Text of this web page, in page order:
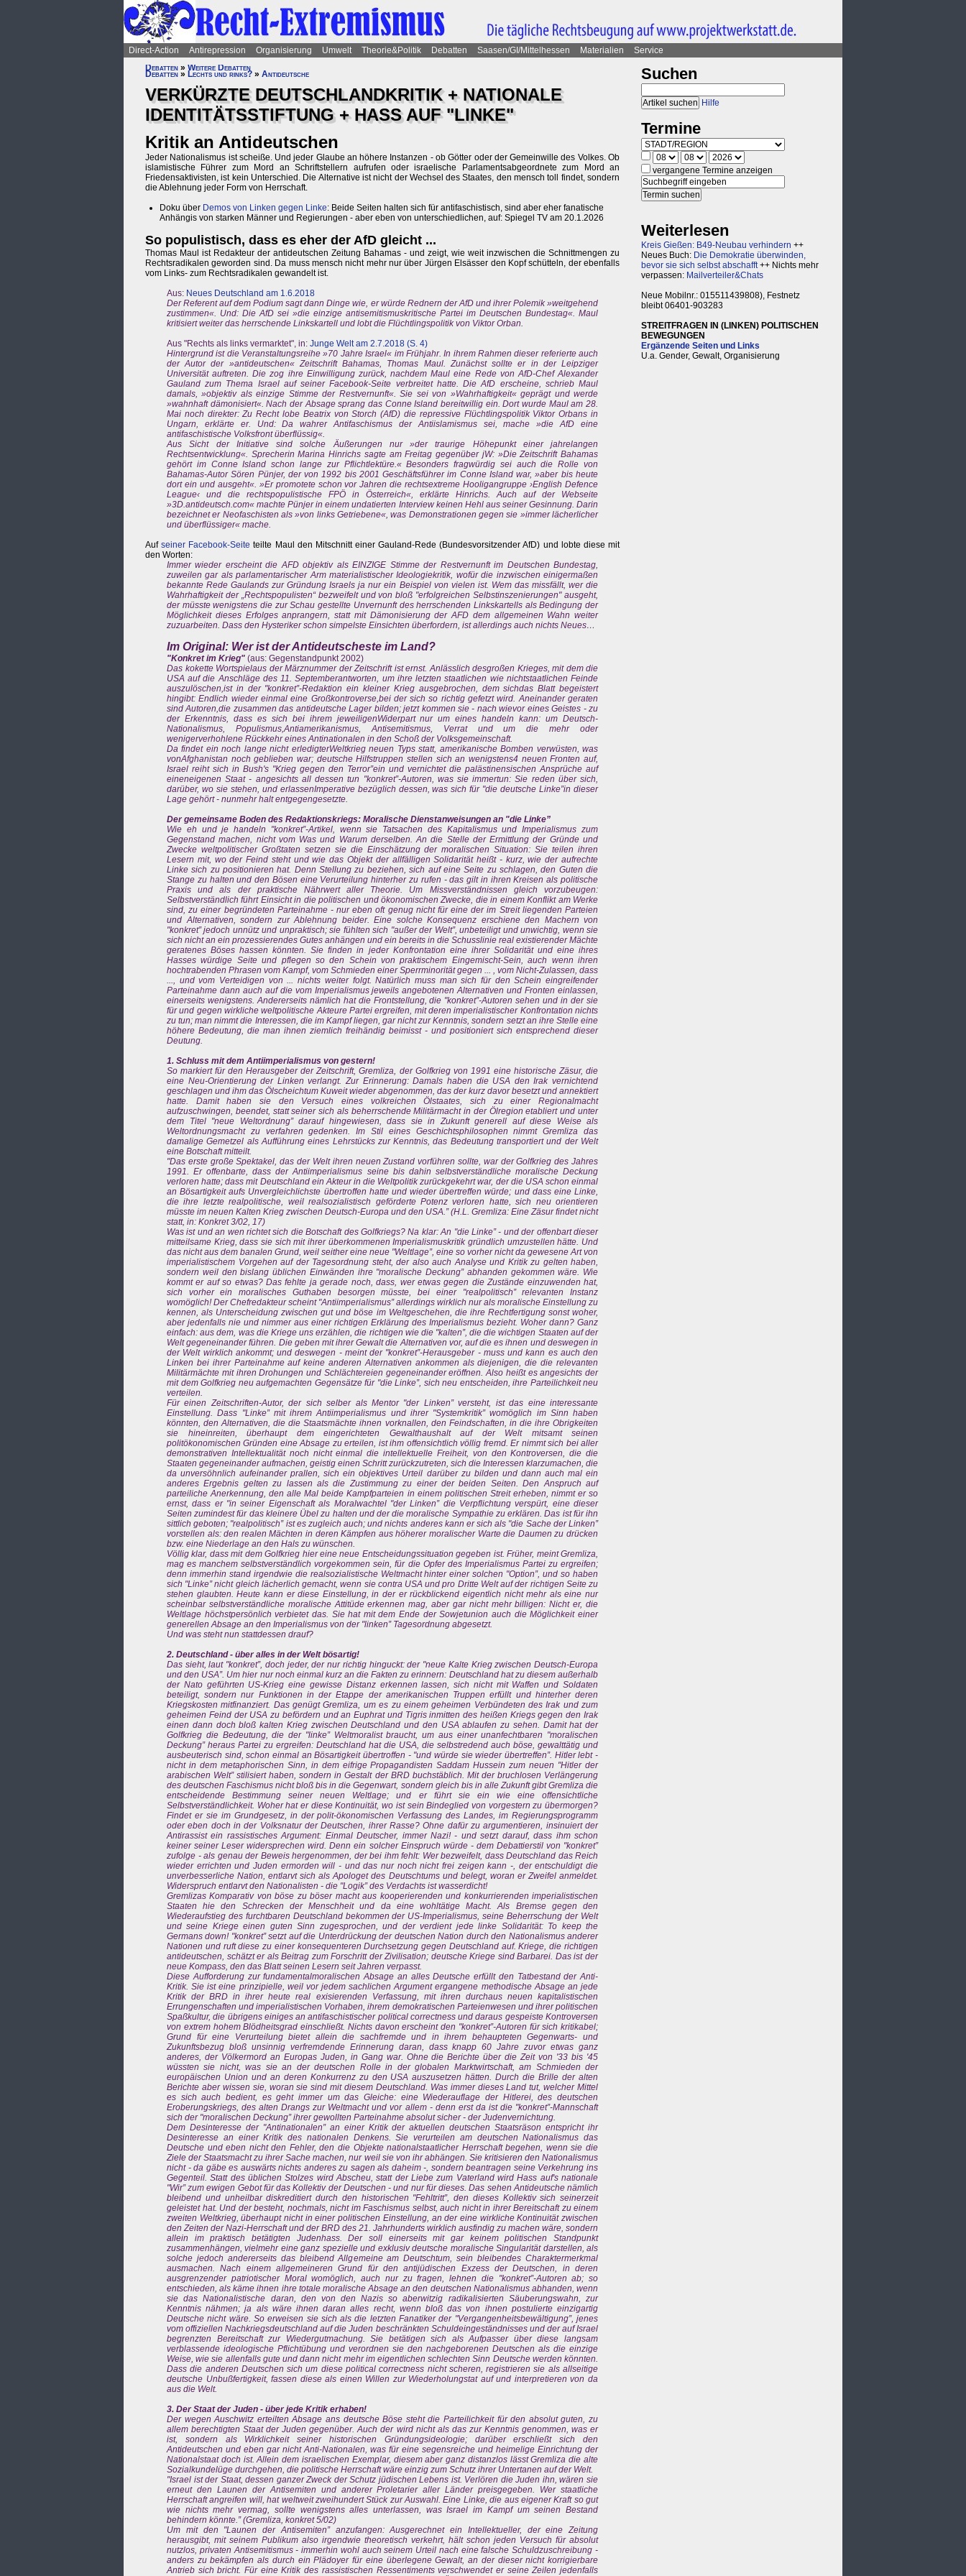
Direct-Action Antirepression Organisierung Umwelt Theorie&Politik Debatten Saasen/GI/Mittelhessen Materialien
Service
Debatten » Weitere Debatten
Debatten » Lechts und rinks? » Antideutsche
VERKÜRZTE DEUTSCHLANDKRITIK + NATIONALE
IDENTITÄTSSTIFTUNG + HASS AUF "LINKE"
Kritik an Antideutschen
Jeder Nationalismus ist scheiße. Und jeder Glaube an höhere Instanzen - ob Götter oder der Gemeinwille des Volkes. Ob
islamistische Führer zum Mord an Schriftstellern aufrufen oder israelische Parlamentsabgeordnete zum Mord an
Friedensaktivisten, ist kein Unterschied. Die Alternative ist nicht der Wechsel des Staates, den mensch toll findet, sondern
die Ablehnung jeder Form von Herrschaft.
Doku über Demos von Linken gegen Linke: Beide Seiten halten sich für antifaschistisch, sind aber eher fanatische
Anhängis von starken Männer und Regierungen - aber eben von unterschiedlichen, auf: Spiegel TV am 20.1.2026
So populistisch, dass es eher der AfD gleicht ...
Thomas Maul ist Redakteur der antideutschen Zeitung Bahamas - und zeigt, wie weit inzwischen die Schnittmengen zu
Rechtsradikalen geworden sind. Da muss mensch nicht mehr nur über Jürgen Elsässer den Kopf schütteln, der ebenfalls
vom Links- zum Rechtsradikalen gewandelt ist.
Aus: Neues Deutschland am 1.6.2018
Der Referent auf dem Podium sagt dann Dinge wie, er würde Rednern der AfD und ihrer Polemik »weitgehend
zustimmen«. Und: Die AfD sei »die einzige antisemitismuskritische Partei im Deutschen Bundestag«. Maul
kritisiert weiter das herrschende Linkskartell und lobt die Flüchtlingspolitik von Viktor Orban.
Aus "Rechts als links vermarktet", in: Junge Welt am 2.7.2018 (S. 4)
Hintergrund ist die Veranstaltungsreihe »70 Jahre Israel« im Frühjahr. In ihrem Rahmen dieser referierte auch
der Autor der »antideutschen« Zeitschrift Bahamas, Thomas Maul. Zunächst sollte er in der Leipziger
Universität auftreten. Die zog ihre Einwilligung zurück, nachdem Maul eine Rede von AfD-Chef Alexander
Gauland zum Thema Israel auf seiner Facebook-Seite verbreitet hatte. Die AfD erscheine, schrieb Maul
damals, »objektiv als einzige Stimme der Restvernunft«. Sie sei von »Wahrhaftigkeit« geprägt und werde
»wahnhaft dämonisiert«. Nach der Absage sprang das Conne Island bereitwillig ein. Dort wurde Maul am 28.
Mai noch direkter: Zu Recht lobe Beatrix von Storch (AfD) die repressive Flüchtlingspolitik Viktor Orbans in
Ungarn, erklärte er. Und: Da wahrer Antifaschismus der Antiislamismus sei, mache »die AfD eine
antifaschistische Volksfront überflüssig«.
Aus Sicht der Initiative sind solche Äußerungen nur »der traurige Höhepunkt einer jahrelangen
Rechtsentwicklung«. Sprecherin Marina Hinrichs sagte am Freitag gegenüber jW: »Die Zeitschrift Bahamas
gehört im Conne Island schon lange zur Pflichtlektüre.« Besonders fragwürdig sei auch die Rolle von
Bahamas-Autor Sören Pünjer, der von 1992 bis 2001 Geschäftsführer im Conne Island war, »aber bis heute
dort ein und ausgeht«. »Er promotete schon vor Jahren die rechtsextreme Hooligangruppe ›English Defence
League‹ und die rechtspopulistische FPÖ in Österreich«, erklärte Hinrichs. Auch auf der Webseite
»3D.antideutsch.com« machte Pünjer in einem undatierten Interview keinen Hehl aus seiner Gesinnung. Darin
bezeichnet er Neofaschisten als »von links Getriebene«, was Demonstrationen gegen sie »immer lächerlicher
und überflüssiger« mache.
Aufseiner Facebook-Seite teilte Maul den Mitschnitt einer Gauland-Rede (Bundesvorsitzender AfD) und lobte diese mit
den Worten:
Immer wieder erscheint die AFD objektiv als EINZIGE Stimme der Restvernunft im Deutschen Bundestag,
zuweilen gar als parlamentarischer Arm materialistischer Ideologiekritik, wofür die inzwischen einigermaßen
bekannte Rede Gaulands zur Gründung Israels ja nur ein Beispiel von vielen ist. Wem das missfällt, wer die
Wahrhaftigkeit der „Rechtspopulisten“ bezweifelt und von bloß "erfolgreichen Selbstinszenierungen" ausgeht,
der müsste wenigstens die zur Schau gestellte Unvernunft des herrschenden Linkskartells als Bedingung der
Möglichkeit dieses Erfolges anprangern, statt mit Dämonisierung der AFD dem allgemeinen Wahn weiter
zuzuarbeiten. Dass den Hysteriker schon simpelste Einsichten überfordern, ist allerdings auch nichts Neues…
Im Original: Wer ist der Antideutscheste im Land?
"Konkret im Krieg" (aus: Gegenstandpunkt 2002)
Das kokette Wortspielaus der Märznummer der Zeitschrift ist ernst. Anlässlich desgroßen Krieges, mit dem die
USA auf die Anschläge des 11. Septemberantworten, um ihre letzten staatlichen wie nichtstaatlichen Feinde
auszulöschen,ist in der "konkret”-Redaktion ein kleiner Krieg ausgebrochen, dem sichdas Blatt begeistert
hingibt: Endlich wieder einmal eine Großkontroverse,bei der sich so richtig gefetzt wird. Aneinander geraten
sind Autoren,die zusammen das antideutsche Lager bilden; jetzt kommen sie - nach wievor eines Geistes - zu
der Erkenntnis, dass es sich bei ihrem jeweiligenWiderpart nur um eines handeln kann: um Deutsch-
Nationalismus, Populismus,Antiamerikanismus, Antisemitismus, Verrat und um die mehr oder
wenigerverhohlene Rückkehr eines Antinationalen in den Schoß der Volksgemeinschaft.
Da findet ein noch lange nicht erledigterWeltkrieg neuen Typs statt, amerikanische Bomben verwüsten, was
vonAfghanistan noch geblieben war; deutsche Hilfstruppen stellen sich an wenigstens4 neuen Fronten auf,
Israel reiht sich in Bush's "Krieg gegen den Terror”ein und vernichtet die palästinensischen Ansprüche auf
eineneigenen Staat - angesichts all dessen tun "konkret”-Autoren, was sie immertun: Sie reden über sich,
darüber, wo sie stehen, und erlassenImperative bezüglich dessen, was sich für "die deutsche Linke”in dieser
Lage gehört - nunmehr halt entgegengesetzte.
Der gemeinsame Boden des Redaktionskriegs: Moralische Dienstanweisungen an "die Linke”
Wie eh und je handeln "konkret”-Artikel, wenn sie Tatsachen des Kapitalismus und Imperialismus zum
Gegenstand machen, nicht vom Was und Warum derselben. An die Stelle der Ermittlung der Gründe und
Zwecke weltpolitischer Großtaten setzen sie die Einschätzung der moralischen Situation: Sie teilen ihren
Lesern mit, wo der Feind steht und wie das Objekt der allfälligen Solidarität heißt - kurz, wie der aufrechte
Linke sich zu positionieren hat. Denn Stellung zu beziehen, sich auf eine Seite zu schlagen, den Guten die
Stange zu halten und den Bösen eine Verurteilung hinterher zu rufen - das gilt in ihren Kreisen als politische
Praxis und als der praktische Nährwert aller Theorie. Um Missverständnissen gleich vorzubeugen:
Selbstverständlich führt Einsicht in die politischen und ökonomischen Zwecke, die in einem Konflikt am Werke
sind, zu einer begründeten Parteinahme - nur eben oft genug nicht für eine der im Streit liegenden Parteien
und Alternativen, sondern zur Ablehnung beider. Eine solche Konsequenz erschiene den Machern von
"konkret” jedoch unnütz und unpraktisch; sie fühlten sich "außer der Welt”, unbeteiligt und unwichtig, wenn sie
sich nicht an ein prozessierendes Gutes anhängen und ein bereits in die Schusslinie real existierender Mächte
geratenes Böses hassen könnten. Sie finden in jeder Konfrontation eine ihrer Solidarität und eine ihres
Hasses würdige Seite und pflegen so den Schein von praktischem Eingemischt-Sein, auch wenn ihren
hochtrabenden Phrasen vom Kampf, vom Schmieden einer Sperrminorität gegen ... , vom Nicht-Zulassen, dass
..., und vom Verteidigen von ... nichts weiter folgt. Natürlich muss man sich für den Schein eingreifender
Parteinahme dann auch auf die vom Imperialismus jeweils angebotenen Alternativen und Fronten einlassen,
einerseits wenigstens. Andererseits nämlich hat die Frontstellung, die "konkret”-Autoren sehen und in der sie
für und gegen wirkliche weltpolitische Akteure Partei ergreifen, mit deren imperialistischer Konfrontation nichts
zu tun; man nimmt die Interessen, die im Kampf liegen, gar nicht zur Kenntnis, sondern setzt an ihre Stelle eine
höhere Bedeutung, die man ihnen ziemlich freihändig beimisst - und positioniert sich entsprechend dieser
Deutung.
1. Schluss mit dem Antiimperialismus von gestern!
So markiert für den Herausgeber der Zeitschrift, Gremliza, der Golfkrieg von 1991 eine historische Zäsur, die
eine Neu-Orientierung der Linken verlangt. Zur Erinnerung: Damals haben die USA den Irak vernichtend
geschlagen und ihm das Ölscheichtum Kuweit wieder abgenommen, das der kurz davor besetzt und annektiert
hatte. Damit haben sie den Versuch eines volkreichen Ölstaates, sich zu einer Regionalmacht
aufzuschwingen, beendet, statt seiner sich als beherrschende Militärmacht in der Ölregion etabliert und unter
dem Titel "neue Weltordnung” darauf hingewiesen, dass sie in Zukunft generell auf diese Weise als
Weltordnungsmacht zu verfahren gedenken. Im Stil eines Geschichtsphilosophen nimmt Gremliza das
damalige Gemetzel als Aufführung eines Lehrstücks zur Kenntnis, das Bedeutung transportiert und der Welt
eine Botschaft mitteilt.
"Das erste große Spektakel, das der Welt ihren neuen Zustand vorführen sollte, war der Golfkrieg des Jahres
1991. Er offenbarte, dass der Antiimperialismus seine bis dahin selbstverständliche moralische Deckung
verloren hatte; dass mit Deutschland ein Akteur in die Weltpolitik zurückgekehrt war, der die USA schon einmal
an Bösartigkeit aufs Unvergleichlichste übertroffen hatte und wieder übertreffen würde; und dass eine Linke,
die ihre letzte realpolitische, weil realsozialistisch geförderte Potenz verloren hatte, sich neu orientieren
müsste im neuen Kalten Krieg zwischen Deutsch-Europa und den USA.” (H.L. Gremliza: Eine Zäsur findet nicht
statt, in: Konkret 3/02, 17)
Was ist und an wen richtet sich die Botschaft des Golfkriegs? Na klar: An "die Linke” - und der offenbart dieser
mitteilsame Krieg, dass sie sich mit ihrer überkommenen Imperialismuskritik gründlich umzustellen hätte. Und
das nicht aus dem banalen Grund, weil seither eine neue "Weltlage”, eine so vorher nicht da gewesene Art von
imperialistischem Vorgehen auf der Tagesordnung steht, der also auch Analyse und Kritik zu gelten haben,
sondern weil den bislang üblichen Einwänden ihre "moralische Deckung” abhanden gekommen wäre. Wie
kommt er auf so etwas? Das fehlte ja gerade noch, dass, wer etwas gegen die Zustände einzuwenden hat,
sich vorher ein moralisches Guthaben besorgen müsste, bei einer "realpolitisch” relevanten Instanz
womöglich! Der Chefredakteur scheint "Antiimperialismus” allerdings wirklich nur als moralische Einstellung zu
kennen, als Unterscheidung zwischen gut und böse im Weltgeschehen, die ihre Rechtfertigung sonst woher,
aber jedenfalls nie und nimmer aus einer richtigen Erklärung des Imperialismus bezieht. Woher dann? Ganz
einfach: aus dem, was die Kriege uns erzählen, die richtigen wie die "kalten”, die die wichtigen Staaten auf der
Welt gegeneinander führen. Die geben mit ihrer Gewalt die Alternativen vor, auf die es ihnen und deswegen in
der Welt wirklich ankommt; und deswegen - meint der "konkret”-Herausgeber - muss und kann es auch den
Linken bei ihrer Parteinahme auf keine anderen Alternativen ankommen als diejenigen, die die relevanten
Militärmächte mit ihren Drohungen und Schlächtereien gegeneinander eröffnen. Also heißt es angesichts der
mit dem Golfkrieg neu aufgemachten Gegensätze für "die Linke”, sich neu entscheiden, ihre Parteilichkeit neu
verteilen.
Für einen Zeitschriften-Autor, der sich selber als Mentor "der Linken” versteht, ist das eine interessante
Einstellung. Dass "Linke” mit ihrem Antiimperialismus und ihrer "Systemkritik” womöglich im Sinn haben
könnten, den Alternativen, die die Staatsmächte ihnen vorknallen, den Feindschaften, in die ihre Obrigkeiten
sie hineinreiten, überhaupt dem eingerichteten Gewalthaushalt auf der Welt mitsamt seinen
politökonomischen Gründen eine Absage zu erteilen, ist ihm offensichtlich völlig fremd. Er nimmt sich bei aller
demonstrativen Intellektualität noch nicht einmal die intellektuelle Freiheit, von den Kontroversen, die die
Staaten gegeneinander aufmachen, geistig einen Schritt zurückzutreten, sich die Interessen klarzumachen, die
da unversöhnlich aufeinander prallen, sich ein objektives Urteil darüber zu bilden und dann auch mal ein
anderes Ergebnis gelten zu lassen als die Zustimmung zu einer der beiden Seiten. Den Anspruch auf
parteiliche Anerkennung, den alle Mal beide Kampfparteien in einem politischen Streit erheben, nimmt er so
ernst, dass er "in seiner Eigenschaft als Moralwachtel "der Linken” die Verpflichtung verspürt, eine dieser
Seiten zumindest für das kleinere Übel zu halten und der die moralische Sympathie zu erklären. Das ist für ihn
sittlich geboten; "realpolitisch” ist es zugleich auch; und nichts anderes kann er sich als "die Sache der Linken”
vorstellen als: den realen Mächten in deren Kämpfen aus höherer moralischer Warte die Daumen zu drücken
bzw. eine Niederlage an den Hals zu wünschen.
Völlig klar, dass mit dem Golfkrieg hier eine neue Entscheidungssituation gegeben ist. Früher, meint Gremliza,
mag es manchem selbstverständlich vorgekommen sein, für die Opfer des Imperialismus Partei zu ergreifen;
denn immerhin stand irgendwie die realsozialistische Weltmacht hinter einer solchen "Option”, und so haben
sich "Linke” nicht gleich lächerlich gemacht, wenn sie contra USA und pro Dritte Welt auf der richtigen Seite zu
stehen glaubten. Heute kann er diese Einstellung, in der er rückblickend eigentlich nicht mehr als eine nur
scheinbar selbstverständliche moralische Attitüde erkennen mag, aber gar nicht mehr billigen: Nicht er, die
Weltlage höchstpersönlich verbietet das. Sie hat mit dem Ende der Sowjetunion auch die Möglichkeit einer
generellen Absage an den Imperialismus von der "linken” Tagesordnung abgesetzt.
Und was steht nun stattdessen drauf?
2. Deutschland - über alles in der Welt bösartig!
Das sieht, laut "konkret”, doch jeder, der nur richtig hinguckt: der "neue Kalte Krieg zwischen Deutsch-Europa
und den USA”. Um hier nur noch einmal kurz an die Fakten zu erinnern: Deutschland hat zu diesem außerhalb
der Nato geführten US-Krieg eine gewisse Distanz erkennen lassen, sich nicht mit Waffen und Soldaten
beteiligt, sondern nur Funktionen in der Etappe der amerikanischen Truppen erfüllt und hinterher deren
Kriegskosten mitfinanziert. Das genügt Gremliza, um es zu einem geheimen Verbündeten des Irak und zum
geheimen Feind der USA zu befördern und an Euphrat und Tigris inmitten des heißen Kriegs gegen den Irak
einen dann doch bloß kalten Krieg zwischen Deutschland und den USA ablaufen zu sehen. Damit hat der
Golfkrieg die Bedeutung, die der "linke” Weltmoralist braucht, um aus einer unanfechtbaren "moralischen
Deckung” heraus Partei zu ergreifen: Deutschland hat die USA, die selbstredend auch böse, gewalttätig und
ausbeuterisch sind, schon einmal an Bösartigkeit übertroffen - "und würde sie wieder übertreffen”. Hitler lebt -
nicht in dem metaphorischen Sinn, in dem eifrige Propagandisten Saddam Hussein zum neuen "Hitler der
arabischen Welt” stilisiert haben, sondern in Gestalt der BRD buchstäblich. Mit der bruchlosen Verlängerung
des deutschen Faschismus nicht bloß bis in die Gegenwart, sondern gleich bis in alle Zukunft gibt Gremliza die
entscheidende Bestimmung seiner neuen Weltlage; und er führt sie ein wie eine offensichtliche
Selbstverständlichkeit. Woher hat er diese Kontinuität, wo ist sein Bindeglied von vorgestern zu übermorgen?
Findet er sie im Grundgesetz, in der polit-ökonomischen Verfassung des Landes, im Regierungsprogramm
oder eben doch in der Volksnatur der Deutschen, ihrer Rasse? Ohne dafür zu argumentieren, insinuiert der
Antirassist ein rassistisches Argument: Einmal Deutscher, immer Nazi! - und setzt darauf, dass ihm schon
keiner seiner Leser widersprechen wird. Denn ein solcher Einspruch würde - dem Debattierstil von "konkret”
zufolge - als genau der Beweis hergenommen, der bei ihm fehlt: Wer bezweifelt, dass Deutschland das Reich
wieder errichten und Juden ermorden will - und das nur noch nicht frei zeigen kann -, der entschuldigt die
unverbesserliche Nation, entlarvt sich als Apologet des Deutschtums und belegt, woran er Zweifel anmeldet.
Widerspruch entlarvt den Nationalisten - die "Logik” des Verdachts ist wasserdicht!
Gremlizas Komparativ von böse zu böser macht aus kooperierenden und konkurrierenden imperialistischen
Staaten hie den Schrecken der Menschheit und da eine wohltätige Macht. Als Bremse gegen den
Wiederaufstieg des furchtbaren Deutschland bekommen der US-Imperialismus, seine Beherrschung der Welt
und seine Kriege einen guten Sinn zugesprochen, und der verdient jede linke Solidarität: To keep the
Germans down! "konkret” setzt auf die Unterdrückung der deutschen Nation durch den Nationalismus anderer
Nationen und ruft diese zu einer konsequenteren Durchsetzung gegen Deutschland auf. Kriege, die richtigen
antideutschen, schätzt er als Beitrag zum Forschritt der Zivilisation; deutsche Kriege sind Barbarei. Das ist der
neue Kompass, den das Blatt seinen Lesern seit Jahren verpasst.
Diese Aufforderung zur fundamentalmoralischen Absage an alles Deutsche erfüllt den Tatbestand der Anti-
Kritik. Sie ist eine prinzipielle, weil vor jedem sachlichen Argument ergangene methodische Absage an jede
Kritik der BRD in ihrer heute real exisierenden Verfassung, mit ihren durchaus neuen kapitalistischen
Errungenschaften und imperialistischen Vorhaben, ihrem demokratischen Parteienwesen und ihrer politischen
Spaßkultur, die übrigens einiges an antifaschistischer political correctness und daraus gespeiste Kontroversen
von extrem hohem Blödheitsgrad einschließt. Nichts davon erscheint den "konkret”-Autoren für sich kritikabel;
Grund für eine Verurteilung bietet allein die sachfremde und in ihrem behaupteten Gegenwarts- und
Zukunftsbezug bloß unsinnig verfremdende Erinnerung daran, dass knapp 60 Jahre zuvor etwas ganz
anderes, der Völkermord an Europas Juden, in Gang war. Ohne die Berichte über die Zeit von '33 bis '45
wüssten sie nicht, was sie an der deutschen Rolle in der globalen Marktwirtschaft, am Schmieden der
europäischen Union und an deren Konkurrenz zu den USA auszusetzen hätten. Durch die Brille der alten
Berichte aber wissen sie, woran sie sind mit diesem Deutschland. Was immer dieses Land tut, welcher Mittel
es sich auch bedient, es geht immer um das Gleiche: eine Wiederauflage der Hitlerei, des deutschen
Eroberungskriegs, des alten Drangs zur Weltmacht und vor allem - denn erst da ist die "konkret”-Mannschaft
sich der "moralischen Deckung” ihrer gewollten Parteinahme absolut sicher - der Judenvernichtung.
Dem Desinteresse der "Antinationalen” an einer Kritik der aktuellen deutschen Staatsräson entspricht ihr
Desinteresse an einer Kritik des nationalen Denkens. Sie verurteilen am deutschen Nationalismus das
Deutsche und eben nicht den Fehler, den die Objekte nationalstaatlicher Herrschaft begehen, wenn sie die
Ziele der Staatsmacht zu ihrer Sache machen, nur weil sie von ihr abhängen. Sie kritisieren den Nationalismus
nicht - da gäbe es auswärts nichts anderes zu sagen als daheim -, sondern beantragen seine Verkehrung ins
Gegenteil. Statt des üblichen Stolzes wird Abscheu, statt der Liebe zum Vaterland wird Hass auf's nationale
"Wir” zum ewigen Gebot für das Kollektiv der Deutschen - und nur für dieses. Das sehen Antideutsche nämlich
bleibend und unheilbar diskreditiert durch den historischen "Fehltritt”, den dieses Kollektiv sich seinerzeit
geleistet hat. Und der besteht, nochmals, nicht im Faschismus selbst, auch nicht in ihrer Bereitschaft zu einem
zweiten Weltkrieg, überhaupt nicht in einer politischen Einstellung, an der eine wirkliche Kontinuität zwischen
den Zeiten der Nazi-Herrschaft und der BRD des 21. Jahrhunderts wirklich ausfindig zu machen wäre, sondern
allein im praktisch betätigten Judenhass. Der soll einerseits mit gar keinem politischen Standpunkt
zusammenhängen, vielmehr eine ganz spezielle und exklusiv deutsche moralische Singularität darstellen, als
solche jedoch andererseits das bleibend Allgemeine am Deutschtum, sein bleibendes Charaktermerkmal
ausmachen. Nach einem allgemeineren Grund für den antijüdischen Exzess der Deutschen, in deren
ausgrenzender patriotischer Moral womöglich, auch nur zu fragen, lehnen die "konkret”-Autoren ab; so
entschieden, als käme ihnen ihre totale moralische Absage an den deutschen Nationalismus abhanden, wenn
sie das Nationalistische daran, den von den Nazis so aberwitzig radikalisierten Säuberungswahn, zur
Kenntnis nähmen; ja als wäre ihnen daran alles recht, wenn bloß das von ihnen postulierte einzigartig
Deutsche nicht wäre. So erweisen sie sich als die letzten Fanatiker der "Vergangenheitsbewältigung”, jenes
vom offiziellen Nachkriegsdeutschland auf die Juden beschränkten Schuldeingeständnisses und der auf Israel
begrenzten Bereitschaft zur Wiedergutmachung. Sie betätigen sich als Aufpasser über diese langsam
verblassende ideologische Pflichtübung und verordnen sie den nachgeborenen Deutschen als die einzige
Weise, wie sie allenfalls gute und dann nicht mehr im eigentlichen schlechten Sinn Deutsche werden könnten.
Dass die anderen Deutschen sich um diese political correctness nicht scheren, registrieren sie als allseitige
deutsche Unbußfertigkeit, fassen diese als einen Willen zur Wiederholungstat auf und interpretieren von da
aus die Welt.
3. Der Staat der Juden - über jede Kritik erhaben!
Der wegen Auschwitz erteilten Absage ans deutsche Böse steht die Parteilichkeit für den absolut guten, zu
allem berechtigten Staat der Juden gegenüber. Auch der wird nicht als das zur Kenntnis genommen, was er
ist, sondern als Wirklichkeit seiner historischen Gründungsideologie; darüber erschließt sich den
Antideutschen und eben gar nicht Anti-Nationalen, was für eine segensreiche und heimelige Einrichtung der
Nationalstaat doch ist. Allein dem israelischen Exemplar, diesem aber ganz distanzlos lässt Gremliza die alte
Sozialkundelüge durchgehen, die politische Herrschaft wäre einzig zum Schutz ihrer Untertanen auf der Welt.
"Israel ist der Staat, dessen ganzer Zweck der Schutz jüdischen Lebens ist. Verlören die Juden ihn, wären sie
erneut den Launen der Antisemiten und anderer Proletarier aller Länder preisgegeben. Wer staatliche
Herrschaft angreifen will, hat weltweit zweihundert Stück zur Auswahl. Eine Linke, die aus eigener Kraft so gut
wie nichts mehr vermag, sollte wenigstens alles unterlassen, was Israel im Kampf um seinen Bestand
behindern könnte.” (Gremliza, konkret 5/02)
Um mit den "Launen der Antisemiten” anzufangen: Ausgerechnet ein Intellektueller, der eine Zeitung
herausgibt, mit seinem Publikum also irgendwie theoretisch verkehrt, hält schon jeden Versuch für absolut
nutzlos, privaten Antisemitismus - immerhin wohl auch seinem Urteil nach eine falsche Schuldzuschreibung -
anders zu bekämpfen als durch ein Plädoyer für eine überlegene Gewalt, an der dieser nicht korrigierbare
Antrieb sich bricht. Für eine Kritik des rassistischen Ressentiments verschwendet er seine Zeilen jedenfalls
Suchen
Hilfe
Termine
vergangene Termine anzeigen
Weiterlesen
Kreis Gießen: B49-Neubau verhindern ++
Neues Buch: Die Demokratie überwinden,
bevor sie sich selbst abschafft++ Nichts mehr
verpassen: Mailverteiler&Chats
Neue Mobilnr.: 015511439808), Festnetz
bleibt 06401-903283
STREITFRAGEN IN (LINKEN) POLITISCHEN
BEWEGUNGEN
Ergänzende Seiten und Links
U.a. Gender, Gewalt, Organisierung